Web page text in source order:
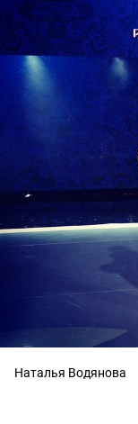
Наталья Водянова